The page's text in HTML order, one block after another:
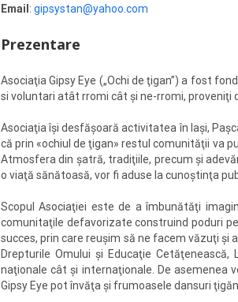
Email : gipsystan@yahoo.com
Prezentare
Asociaţia Gipsy Eye („Ochi de ţigan”) a fost
si voluntari atât rromi cât şi ne-rromi, proveniţi
Asociaţia îşi desfăşoară activitatea în Iaşi,
că prin «ochiul de ţigan» restul comunităţii va
Atmosfera din şatră, tradiţiile, precum şi
o viaţă sănătoasă, vor fi aduse la cunoştinţa
Scopul Asociaţiei este de a îmbunătăţi
comunitaţile defavorizate construind poduri
succes, prin care reuşim să ne facem văzuţi
Drepturile Omului şi Educaţie
naţionale cât şi internaţionale. De asemenea
Gipsy Eye pot învăţa şi frumoasele dansuri